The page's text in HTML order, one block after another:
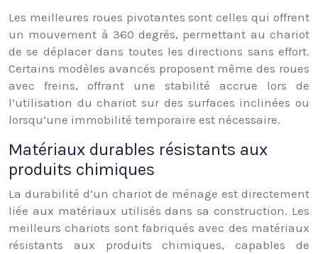
Les meilleures roues pivotantes sont celles qui offrent
un mouvement à 360 degrés, permettant au chariot
de se déplacer dans toutes les directions sans effort.
Certains modèles avancés proposent même des roues
avec freins, offrant une stabilité accrue lors de
l’utilisation du chariot sur des surfaces inclinées ou
lorsqu’une immobilité temporaire est nécessaire.
Matériaux durables résistants aux
produits chimiques
La durabilité d’un chariot de ménage est directement
liée aux matériaux utilisés dans sa construction. Les
meilleurs chariots sont fabriqués avec des matériaux
résistants aux produits chimiques, capables de